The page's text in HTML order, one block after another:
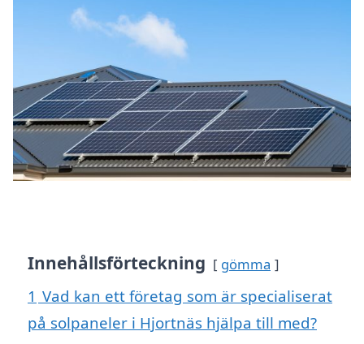
Innehållsförteckning gömma
1 Vad kan ett företag som är specialiserat
på solpaneler i Hjortnäs hjälpa till med?